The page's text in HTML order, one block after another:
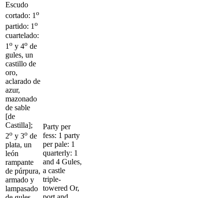
Escudo
cortado: 1o
partido: 1o
cuartelado:
1 o y 4o de
gules, un
castillo de
oro,
aclarado de
azur,
mazonado
de sable
[de
Castilla];
2o y 3o de
plata, un
león
rampante
de púrpura,
armado y
lampasado
Party per
fess: 1 party
per pale: 1
quarterly: 1
and 4 Gules,
a castle
triple-
towered Or,